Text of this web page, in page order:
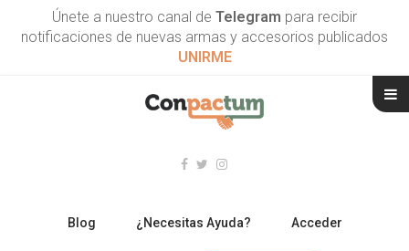
Únete a nuestro canal de Telegram para recibir
notificaciones de nuevas armas y accesorios publicados
UNIRME
Blog ¿Necesitas Ayuda? Acceder